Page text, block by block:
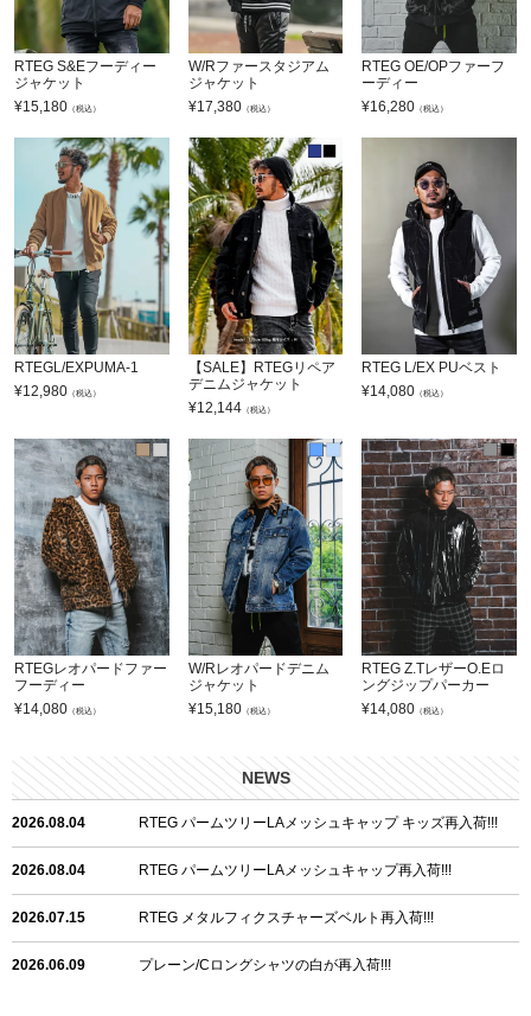
RTEG S&Eフーディー
ジャケット
¥15,180 （税込）
W/Rファースタジアム
ジャケット
¥17,380（税込）
RTEG OE/OPファーフ
ーディー
¥16,280 （税込）
RTEGL/EXPUMA-1
¥12,980 （税込）
【SALE】RTEGリペア
デニムジャケット
¥12,144（税込）
RTEG L/EX PUベスト
¥14,080 （税込）
RTEGレオパードファー
フーディー
¥14,080 （税込）
W/Rレオパードデニム
ジャケット
¥15,180（税込）
RTEG Z.TレザーO.Eロ
ングジップパーカー
¥14,080 （税込）
NEWS
2026.08.04 RTEG パームツリーLAメッシュキャップ キッズ再入荷!!!
2026.08.04 RTEG パームツリーLAメッシュキャップ再入荷!!!
2026.07.15 RTEG メタルフィクスチャーズベルト再入荷!!!
2026.06.09 プレーン/Cロングシャツの白が再入荷!!!